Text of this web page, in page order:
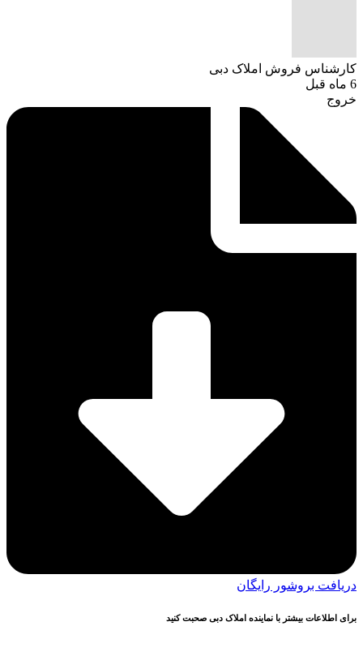
کارشناس فروش املاک دبی
6 ماه قبل
خروج
دریافت بروشور رایگان
برای اطلاعات بیشتر با نماینده املاک دبی صحبت کنید